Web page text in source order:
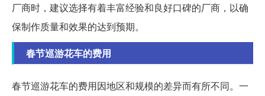
厂商时，建议选择有着丰富经验和良好口碑的厂商，以确
保制作质量和效果的达到预期。
春节巡游花车的费用
春节巡游花车的费用因地区和规模的差异而有所不同。一